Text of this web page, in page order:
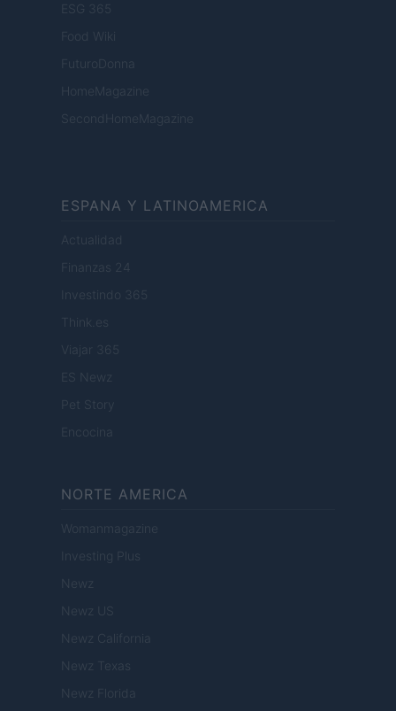
ESG 365
Food Wiki
FuturoDonna
HomeMagazine
SecondHomeMagazine
ESPANA Y LATINOAMERICA
Actualidad
Finanzas 24
Investindo 365
Think.es
Viajar 365
ES Newz
Pet Story
Encocina
NORTE AMERICA
Womanmagazine
Investing Plus
Newz
Newz US
Newz California
Newz Texas
Newz Florida